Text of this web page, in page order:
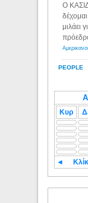
PEOPLE
Ο
μιλάει
Κυρ
◄